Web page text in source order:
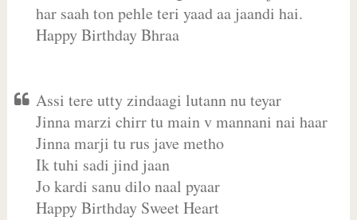
har saah ton pehle teri yaad aa jaandi hai.
Happy Birthday Bhraa
Assi tere utty zindaagi lutann nu teyar
Jinna marzi chirr tu main v mannani nai haar
Jinna marji tu rus jave metho
Ik tuhi sadi jind jaan
Jo kardi sanu dilo naal pyaar
Happy Birthday Sweet Heart